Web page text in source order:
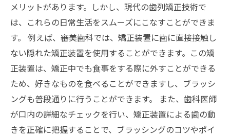
メリットがあります。しかし、現代の歯列矯正技術で
は、これらの日常生活をスムーズにこなすことができま
す。 例えば、審美歯科では、矯正装置に歯に直接接触し
ない隠れた矯正装置を使用することができます。この矯
正装置は、矯正中でも食事をする際に外すことができる
ため、好きなものを食べることができますし、ブラッシ
ングも普段通りに行うことができます。 また、歯科医師
が口内の詳細なチェックを行い、矯正装置による歯の動
きを正確に把握することで、ブラッシングのコツやポイ